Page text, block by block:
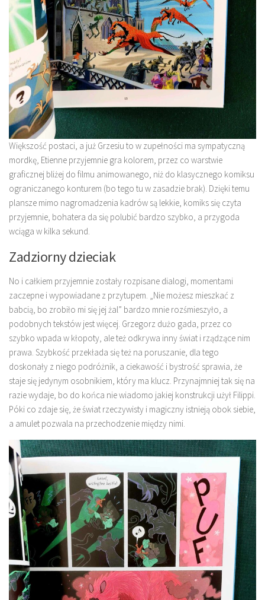
Większość postaci, a już Grzesiu to w zupełności ma sympatyczną
mordkę, Etienne przyjemnie gra kolorem, przez co warstwie
graficznej bliżej do filmu animowanego, niż do klasycznego komiksu
ograniczanego konturem (bo tego tu w zasadzie brak). Dzięki temu
plansze mimo nagromadzenia kadrów są lekkie, komiks się czyta
przyjemnie, bohatera da się polubić bardzo szybko, a przygoda
wciąga w kilka sekund.
Zadziorny dzieciak
No i całkiem przyjemnie zostały rozpisane dialogi, momentami
zaczepne i wypowiadane z przytupem. „Nie możesz mieszkać z
babcią, bo zrobiło mi się jej żal” bardzo mnie rozśmieszyło, a
podobnych tekstów jest więcej. Grzegorz dużo gada, przez co
szybko wpada w kłopoty, ale też odkrywa inny świat i rządzące nim
prawa. Szybkość przekłada się też na poruszanie, dla tego
doskonały z niego podróżnik, a ciekawość i bystrość sprawia, że
staje się jedynym osobnikiem, który ma klucz. Przynajmniej tak się na
razie wydaje, bo do końca nie wiadomo jakiej konstrukcji użył Filippi.
Póki co zdaje się, że świat rzeczywisty i magiczny istnieją obok siebie,
a amulet pozwala na przechodzenie między nimi.